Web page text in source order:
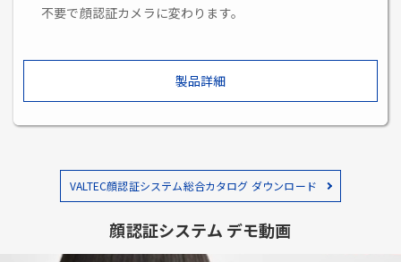
不要で顔認証カメラに変わります。
製品詳細
VALTEC顔認証システム総合カタログ ダウンロード
顔認証システム デモ動画